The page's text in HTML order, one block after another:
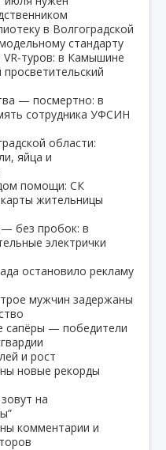
в Волгоградской
стандарту
в Камышине
— посмертно: в
сотрудника УФСИН
области:
яйца и
помощи: СК
жительницы
без пробок: в
электрички
остановило рекламу
мужчин задержаны
сапёры — победители
и рост
новые рекорды
на
комментарии и